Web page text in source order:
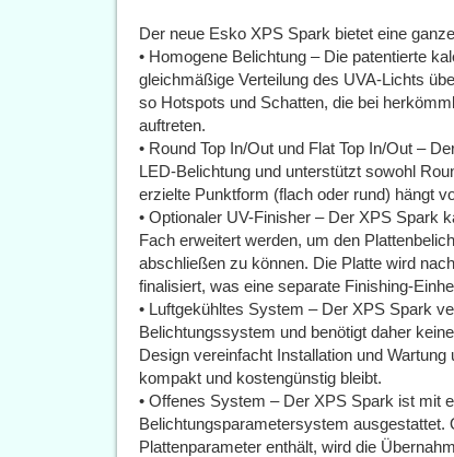
Der neue Esko XPS Spark bietet eine
• Homogene Belichtung – Die patentierte
gleichmäßige Verteilung des UVA-Lichts
so Hotspots und Schatten, die bei
auftreten.
• Round Top In/Out und Flat Top In/Out –
LED-Belichtung und unterstützt sowohl
erzielte Punktform (flach oder rund) hängt
• Optionaler UV-Finisher – Der XPS Spark
Fach erweitert werden, um den
abschließen zu können. Die Platte wird
finalisiert, was eine separate Finishing-
• Luftgekühltes System – Der XPS Spark
Belichtungssystem und benötigt daher
Design vereinfacht Installation und
kompakt und kostengünstig bleibt.
• Offenes System – Der XPS Spark ist mit
Belichtungsparametersystem
Plattenparameter enthält, wird die